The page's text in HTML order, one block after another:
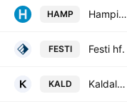
HAMP Hampiajan hf
FESTI Festi hf.
KALD Kaldalon hf